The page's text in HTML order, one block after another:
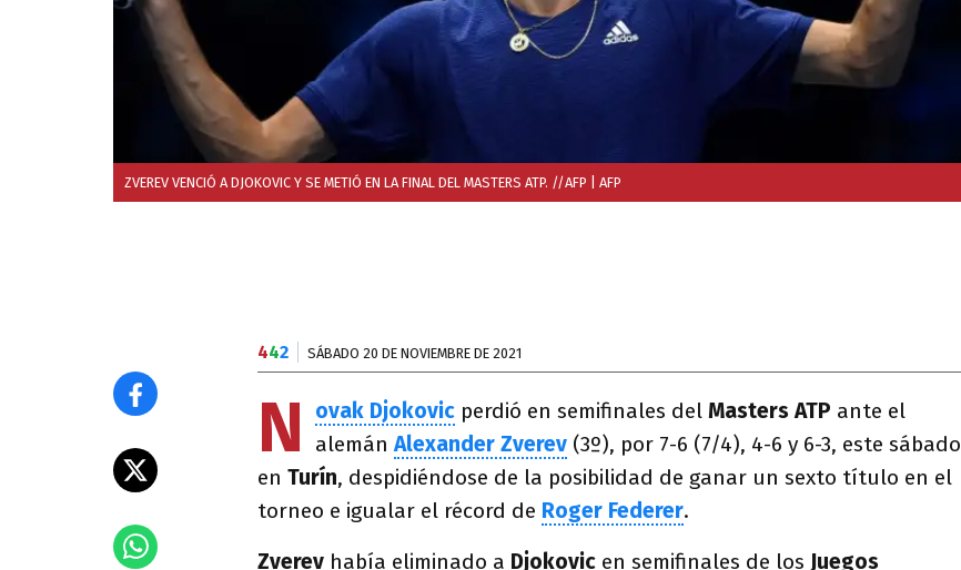
ZVEREV VENCIÓ A DJOKOVIC Y SE METIÓ EN LA FINAL DEL MASTERS ATP. //AFP | AFP
442 SÁBADO 20 DE NOVIEMBRE DE 2021
N ovak Djokovic perdió en semifinales del Masters ATP ante el
alemánAlexander Zverev (3º), por 7-6 (7/4), 4-6 y 6-3, este sábado
en Turín, despidiéndose de la posibilidad de ganar un sexto título en el
torneo e igualar el récord de Roger Federer.
Zverev había eliminado a Djokovic en semifinales de los Juegos